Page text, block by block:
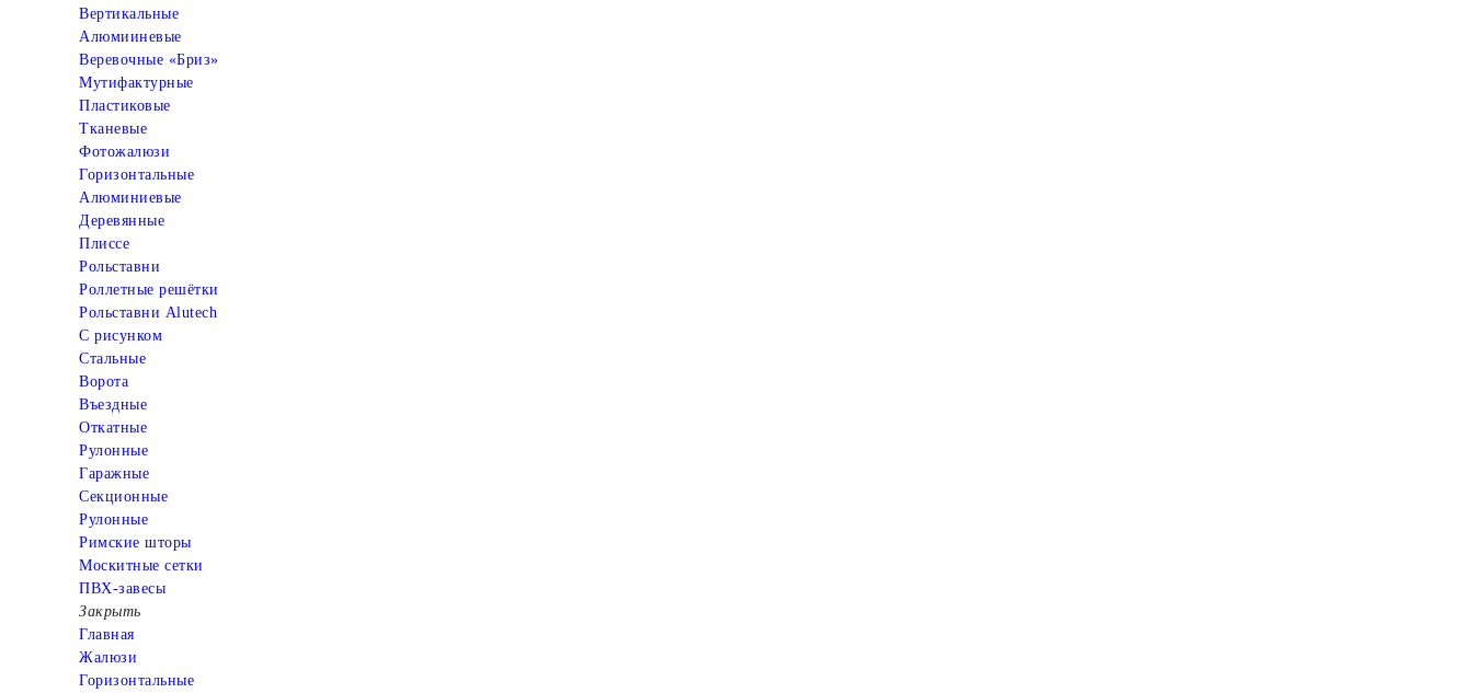
Вертикальные
Алюмииневые
Веревочные «Бриз»
Мутифактурные
Пластиковые
Тканевые
Фотожалюзи
Горизонтальные
Алюминиевые
Деревянные
Плиссе
Рольставни
Роллетные решётки
Рольставни Alutech
С рисунком
Стальные
Ворота
Въездные
Откатные
Рулонные
Гаражные
Cекционные
Рулонные
Римские шторы
Москитные сетки
ПВХ-завесы
Закрыть
Главная
Жалюзи
Горизонтальные